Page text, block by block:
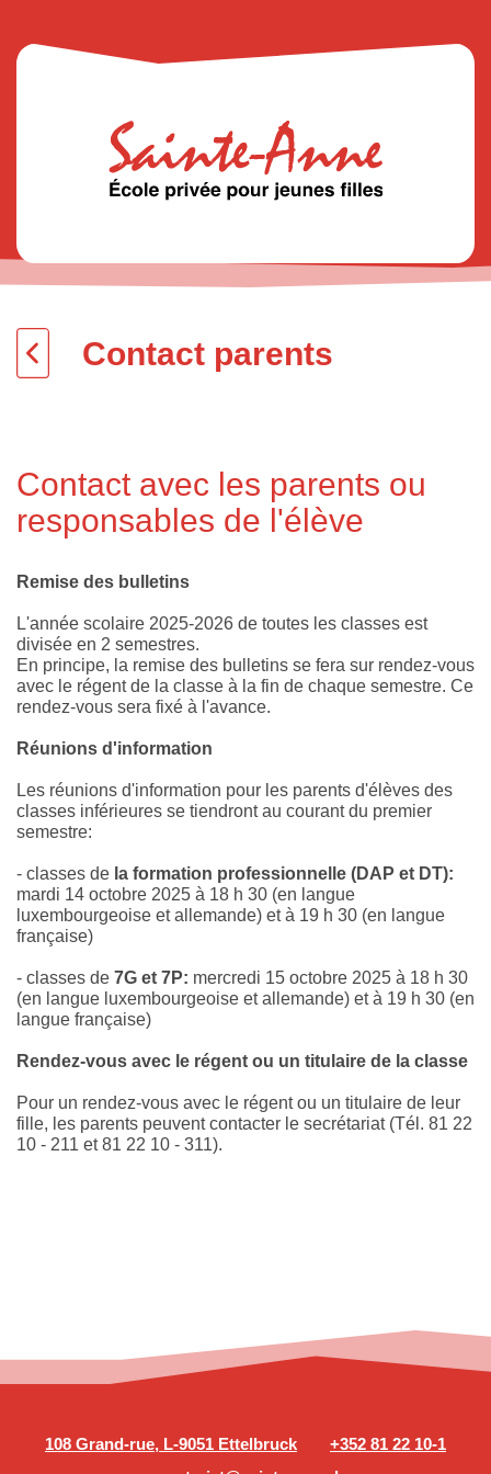
Contact parents
Contact avec les parents ou
responsables de l'élève
Remise des bulletins
L'année scolaire 2025-2026 de toutes les classes est
divisée en 2 semestres.
En principe, la remise des bulletins se fera sur rendez-vous
avec le régent de la classe à la fin de chaque semestre. Ce
rendez-vous sera fixé à l'avance.
Réunions d'information
Les réunions d'information pour les parents d'élèves des
classes inférieures se tiendront au courant du premier
semestre:
- classes de la formation professionnelle (DAP et DT):
mardi 14 octobre 2025 à 18 h 30 (en langue
luxembourgeoise et allemande) et à 19 h 30 (en langue
française)
- classes de 7G et 7P: mercredi 15 octobre 2025 à 18 h 30
(en langue luxembourgeoise et allemande) et à 19 h 30 (en
langue française)
Rendez-vous avec le régent ou un titulaire de la classe
Pour un rendez-vous avec le régent ou un titulaire de leur
fille, les parents peuvent contacter le secrétariat (Tél. 81 22
10 - 211 et 81 22 10 - 311).
108 Grand-rue, L-9051 Ettelbruck
+352 81 22 10-1